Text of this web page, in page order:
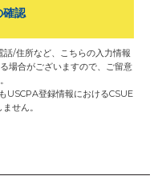
/住所など、こちらの入力情報
場合がございますので、ご留意
USCPA登録情報におけるCSUE
せん。